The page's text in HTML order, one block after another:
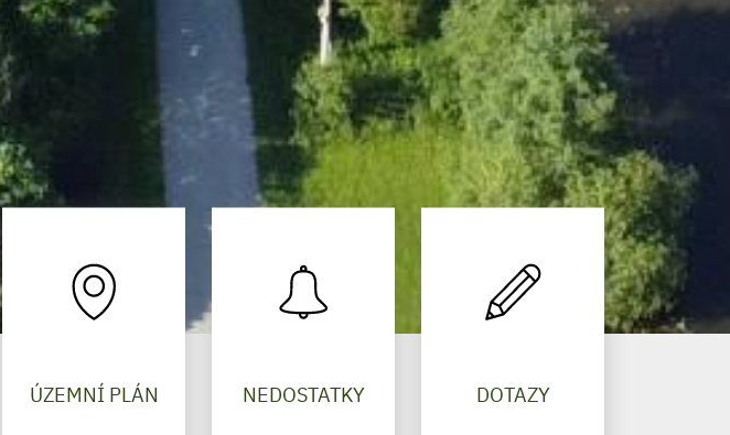
ÚZEMNÍ PLÁN NEDOSTATKY DOTAZY